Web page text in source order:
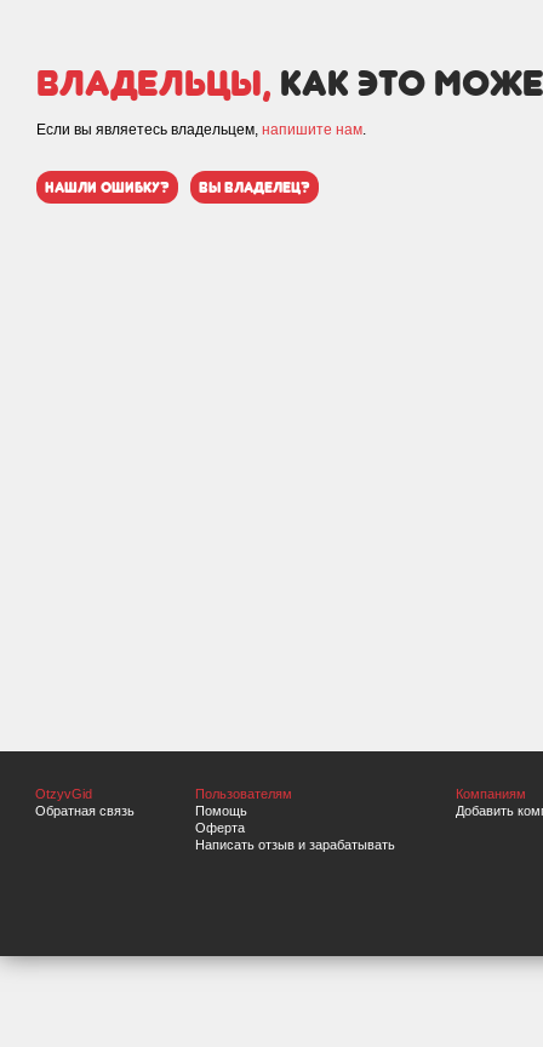
Владельцы, как это
Если вы являетесь владельцем, напишите нам.
нашли ошибку? вы владелец?
OtzyvGid
Обратная связь
Пользователям
Помощь
Оферта
Написать отзыв и зарабатывать
Компаниям
Добавить